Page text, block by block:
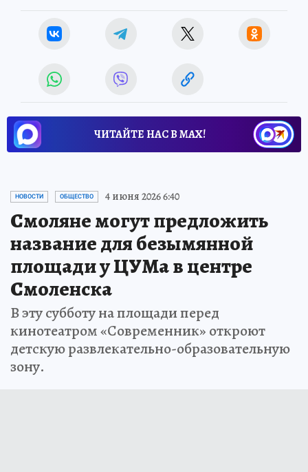
ЧИТАЙТЕ НАС В МАХ!
НОВОСТИ ОБЩЕСТВО 4 июня 2026 6:40
Смоляне могут предложить
название для безымянной
площади у ЦУМа в центре
Смоленска
В эту субботу на площади перед
кинотеатром «Современник» откроют
детскую развлекательно-образовательную
зону.